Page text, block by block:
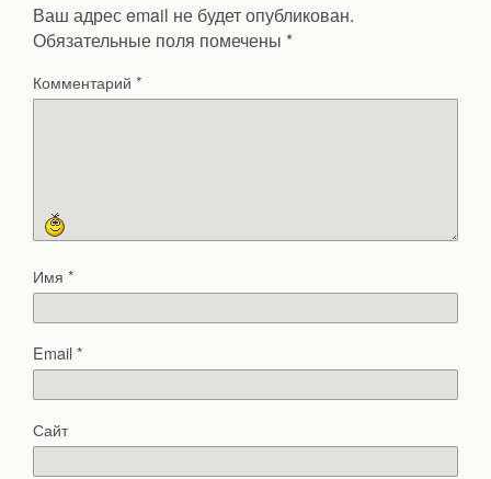
Ваш адрес email не будет опубликован.
Обязательные поля помечены *
Комментарий *
Имя *
Email*
Сайт